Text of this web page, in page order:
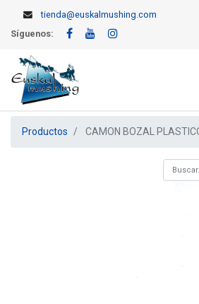
tienda@euskalmushing.com
Síguenos:
Productos CAMON BOZAL